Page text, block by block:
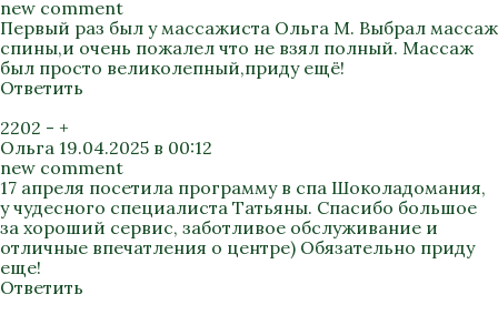
new comment
Первый раз был у массажиста Ольга М. Выбрал массаж
спины,и очень пожалел что не взял полный. Массаж
был просто великолепный,приду ещё!
Ответить
2202 - +
Ольга 19.04.2025 в 00:12
new comment
17 апреля посетила программу в спа Шоколадомания,
у чудесного специалиста Татьяны. Спасибо большое
за хороший сервис, заботливое обслуживание и
отличные впечатления о центре) Обязательно приду
еще!
Ответить